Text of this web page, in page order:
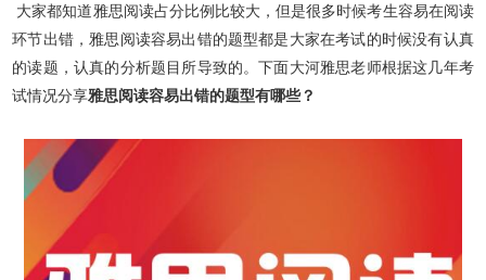
大家都知道雅思阅读占分比例比较大，但是很多时候考生容易在阅读
环节出错，雅思阅读容易出错的题型都是大家在考试的时候没有认真
的读题，认真的分析题目所导致的。下面 大河雅思老师根据这几年考
试情况分享雅思阅读容易出错的题型有哪些？